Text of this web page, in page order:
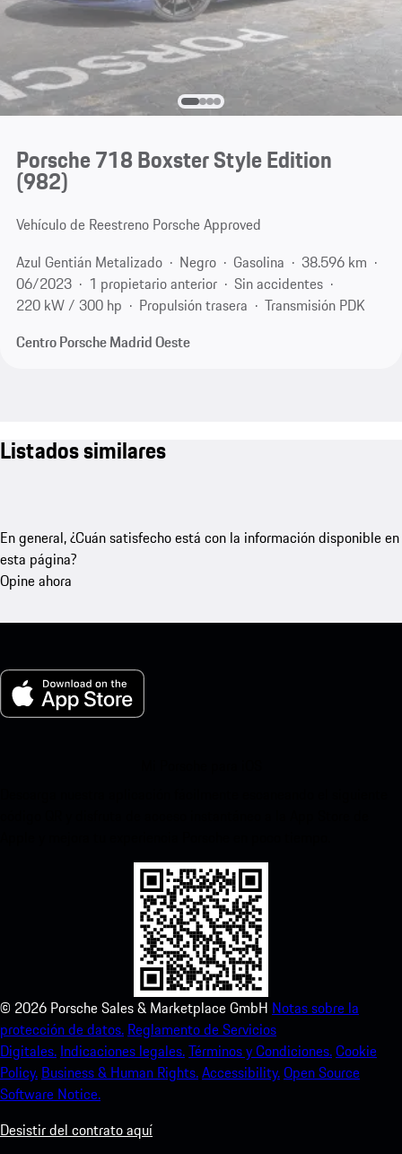
Porsche 718 Boxster Style Edition
(982)
Vehículo de Reestreno Porsche Approved
Azul Gentián Metalizado
Negro Gasolina
38.596 km
06/2023
1 propietario anterior
Sin accidentes
220 kW / 300 hp
Propulsión trasera
Transmisión PDK
Centro Porsche Madrid Oeste
Listados similares
En general, ¿Cuán satisfecho está con la información disponible en
esta página?
Opine ahora
© 2026 Porsche Sales & Marketplace GmbH Notas sobre la
protección de datos. Reglamento de Servicios
Digitales. Indicaciones legales.Términos y Condiciones.Cookie
Policy. Business & Human Rights.Accessibility.Open Source
Software Notice.
Desistir del contrato aquí